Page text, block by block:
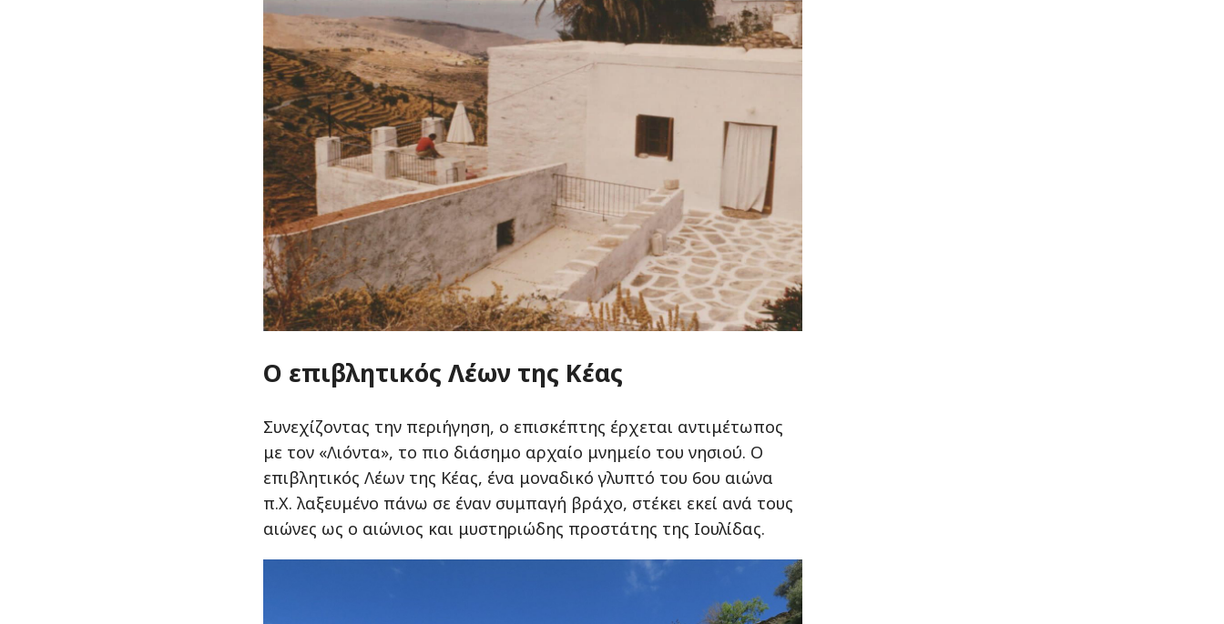
Ο επιβλητικός Λέων της Κέας
Συνεχίζοντας την περιήγηση, ο επισκέπτης έρχεται αντιμέτωπος
με τον «Λιόντα», το πιο διάσημο αρχαίο μνημείο του νησιού. Ο
επιβλητικός Λέων της Κέας, ένα μοναδικό γλυπτό του 6ου αιώνα
π.Χ. λαξευμένο πάνω σε έναν συμπαγή βράχο, στέκει εκεί ανά τους
αιώνες ως ο αιώνιος και μυστηριώδης προστάτης της Ιουλίδας.